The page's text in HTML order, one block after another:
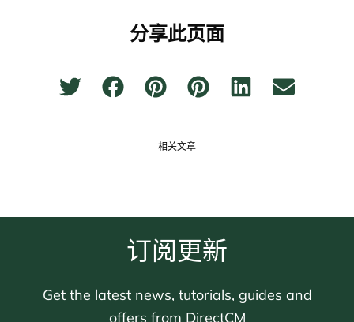
分享此页面
相关文章
订阅更新
Get the latest news, tutorials, guides and
offers from DirectCM